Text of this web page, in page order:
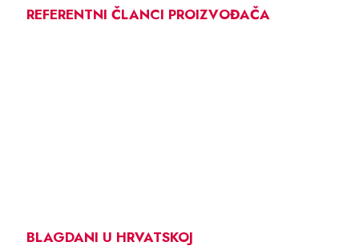
REFERENTNI ČLANCI PROIZVOĐAČA
BLAGDANI U HRVATSKOJ